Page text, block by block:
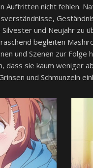
Auftritten nicht fehlen.
und Neujahr zu
begleiten
und Szenen zur
dass sie kaum weniger
und Schmunzeln